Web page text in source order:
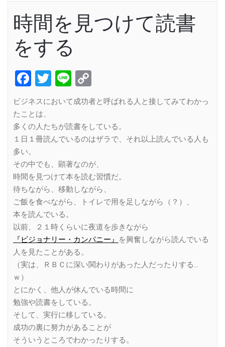
時間を見つけて読書
をする
Facebook
Twitter
Line
Link
ビジネスにおいて成功者と呼ばれる人と接してみてわかっ
たことは、
多くの人たちが読書をしている。
１日１冊読んでいるのはザラで、それ以上読んでいる人も
多い。
その中でも、顕著なのが、
時間を見つけて本を読む習慣だ。
待ちながら、移動しながら、
ご飯を食べながら、トイレで用を足しながら（？）、
本を読んでいる。
以前、２１時くらいに夜道を歩きながら
『ビジョナリー・カンパニー』
を興奮しながら読んでいる
人を見たことがある。
（実は、ＲＢＣに深い関わりがあった人だったりする…
ｗ）
とにかく、他人が休んでいる時間に
勉強や読書をしている。
そして、実行に移している。
成功の裏に努力があることが
そういうところでわかったりする。